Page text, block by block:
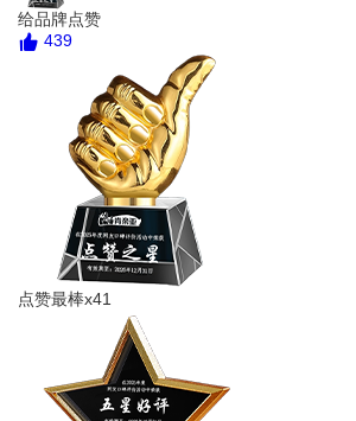
给品牌点赞
439
点赞最棒x41